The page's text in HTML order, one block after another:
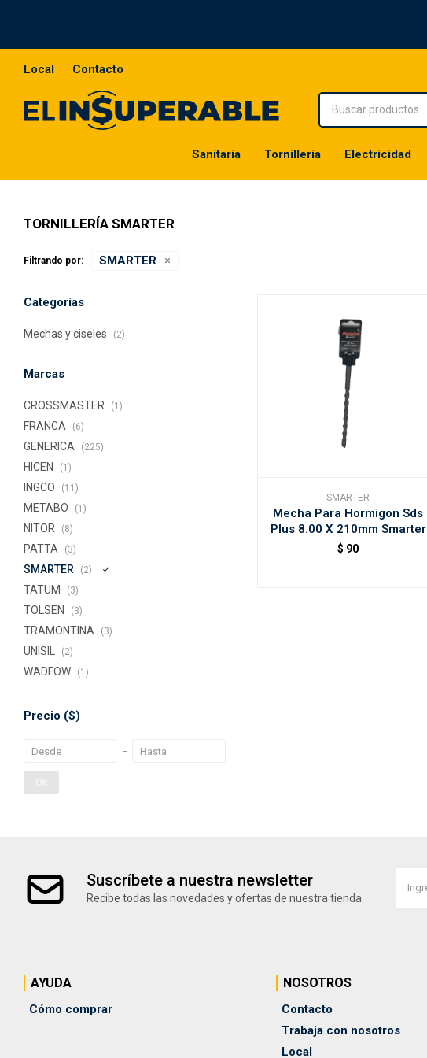
Sanitaria Tornillería Electricidad
Local Contacto
TORNILLERÍA SMARTER
Filtrando por: SMARTER
SMARTER
Mecha Para Hormigon Sds
Plus 8.00 X 210mm Smarter
$ 90
Categorías
Mechas y ciseles (2)
Marcas
CROSSMASTER (1)
FRANCA (6)
GENERICA (225)
HICEN (1)
INGCO (11)
METABO (1)
NITOR (8)
PATTA (3)
SMARTER (2)
TATUM (3)
TOLSEN (3)
TRAMONTINA (3)
UNISIL (2)
WADFOW (1)
Precio ($)
OK
Suscríbete a nuestra newsletter
Recibe todas las novedades y ofertas de nuestra tienda.
AYUDA
Cómo comprar
NOSOTROS
Contacto
Trabaja con nosotros
Local